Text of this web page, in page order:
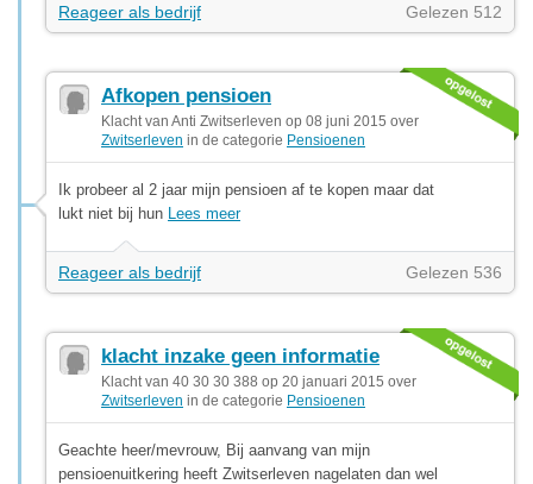
Reageer als bedrijf Gelezen 512
Afkopen pensioen
Klacht van Anti Zwitserleven op 08 juni 2015 over
Zwitserleven in de categorie Pensioenen
Ik probeer al 2 jaar mijn pensioen af te kopen maar dat
lukt niet bij hun Lees meer
Reageer als bedrijf Gelezen 536
klacht inzake geen informatie
Klacht van 40 30 30 388 op 20 januari 2015 over
Zwitserleven in de categorie Pensioenen
Geachte heer/mevrouw, Bij aanvang van mijn
pensioenuitkering heeft Zwitserleven nagelaten dan wel